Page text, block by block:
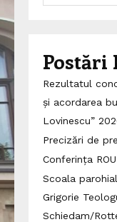
Postări
Rezultatul
și acordarea
Lovinescu”
Precizări de
Conferința
Scoala
Grigorie
Schiedam/